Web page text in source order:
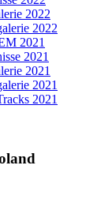
2022
2022
2021
2021
2021
2021
2021